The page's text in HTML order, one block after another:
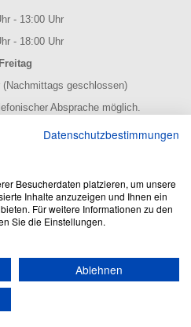
- 13:00 Uhr
- 18:00 Uhr
Freitag
(Nachmittags geschlossen)
Absprache möglich.
BY ERES Edition
Der Noten Online Shop - enthält
Noten und Musik.
Datenschutzbestimmungen
Besucherdaten platzieren, um unsere
Inhalte anzuzeigen und Ihnen ein
Für weitere Informationen zu den
Sie die Einstellungen.
Ablehnen